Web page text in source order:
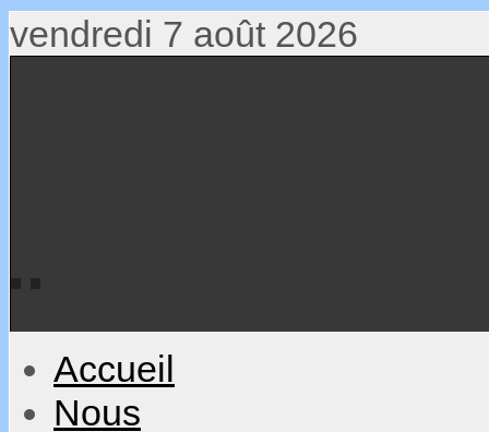
vendredi 7 août 2026
Accueil
Nous